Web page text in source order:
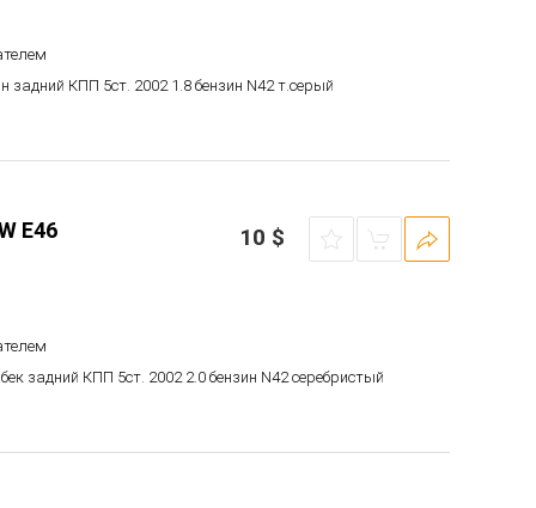
задний КПП 5ст. 2002 1.8 бензин N42 т.серый
E46 10 $
задний КПП 5ст. 2002 2.0 бензин N42 серебристый